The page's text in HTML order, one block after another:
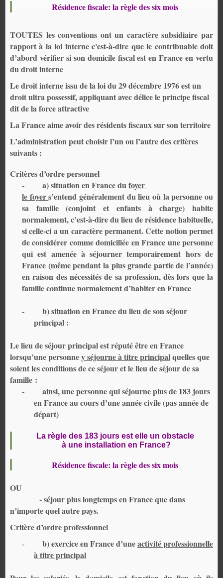
Résidence fiscale: la règle des six mois
TOUTES les conventions ont un caractère subsidiaire par
rapport à la loi interne c'est-à-dire que le contribuable doit
d’abord vérifier si son domicile fiscal est en France en vertu
du droit interne
Le droit interne issu de la loi du 29 décembre 1976 est un
droit ultra possessif, appliquant avec délice le principe fiscal
dit de la force attractive
La France aime avoir des résidents fiscaux sur son territoire
L’administration peut choisir l’un ou l’autre des critères
suivants :
Critères d’ordre personnel
- a) situation en France dufoyer
le foyers’entend généralement du lieu où la personne ou
sa famille (conjoint et enfants à charge) habite
normalement, c’est-à-dire du lieu de résidence habituelle,
si celle-ci a un caractère permanent. Cette notion permet
de considérer comme domiciliée en France une personne
qui est amenée à séjourner temporairement hors de
France (même pendant la plus grande partie de l’année)
en raison des nécessités de sa profession, dès lors que la
famille continue normalement d’habiter en France
-
b) situation en France du lieu de son séjour
principal :
Le lieu de séjour principal est réputé être en France
lorsqu’une personney séjourne à titre principalquelles que
soient les conditions de ce séjour et le lieu de séjour de sa
famille :
-
ainsi, une personne qui séjourne plus de 183 jours
en France au cours d’une année civile (pas année de
départ)
La règle des 183 jours est elle un obstacle
à une installation en France?
Résidence fiscale: la règle des six mois
OU
- séjour plus longtemps en France que dans
n’importe quel autre pays.
Critère d’ordre professionnel
- b) exercice en France d’uneactivité professionnelle
à titre principal